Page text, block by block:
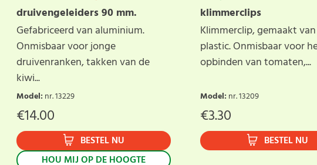
druivengeleiders 90 mm.
Gefabriceerd van aluminium.
Onmisbaar voor jonge
druivenranken, takken van de
kiwi...
Model: nr. 13229
€14.00
BESTEL NU
HOU MIJ OP DE HOOGTE
klimmerclips
Klimmerclip, gemaakt
plastic. Onmisbaar voor
opbinden van tomaten,...
Model: nr. 13209
€3.30
BESTEL NU